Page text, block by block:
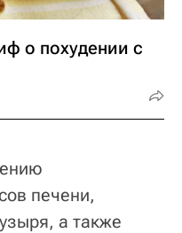
о похудении с
печени,
а также